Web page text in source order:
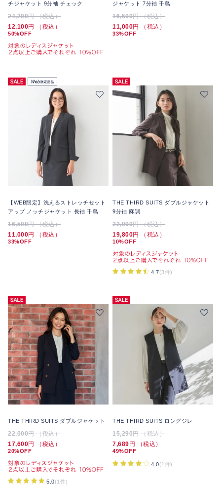
チジャケット 9分袖 チェック
24,200円 （税込）
12,100円 （税込）
50%OFF
ジャケット 7分袖 千鳥
16,500円 （税込）
11,000円 （税込）
33%OFF
【WEB限定】洗えるストレッチセット
アップ ノッチジャケット 長袖 千鳥
16,500円 （税込）
11,000円 （税込）
33%OFF
THE THIRD SUITS ダブルジャケット
9分袖 麻調
22,000円 （税込）
19,800円 （税込）
10%OFF
4.7(3件)
THE THIRD SUITS ダブルジャケット
22,000円 （税込）
17,600円 （税込）
20%OFF
5.0(1件)
THE THIRD SUITS ロングジレ
15,290円 （税込）
7,689 円 （税込）
49%OFF
4.0(1件)